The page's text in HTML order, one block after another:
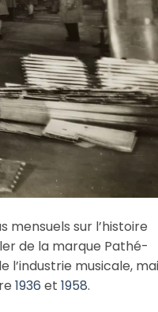
sur l’histoire
de la marque Pathé-
l’industrie musicale,
1936 et 1958.